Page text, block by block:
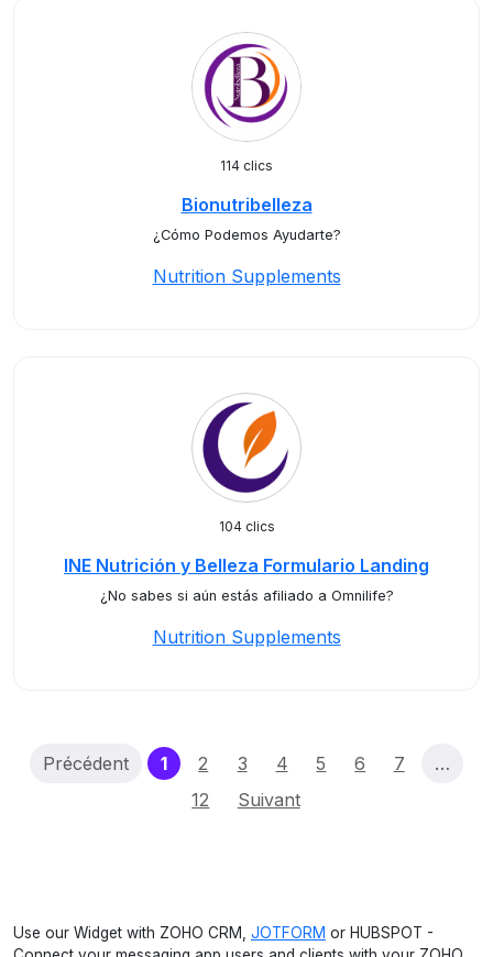
114 clics
Bionutribelleza
¿Cómo Podemos Ayudarte?
Nutrition Supplements
104 clics
INE Nutrición y Belleza Formulario Landing
¿No sabes si aún estás afiliado a Omnilife?
Nutrition Supplements
Précédent 1(current)
2 3 4 5 6 7
…
12
Suivant
Use our Widget with ZOHO CRM, JOTFORM or HUBSPOT -